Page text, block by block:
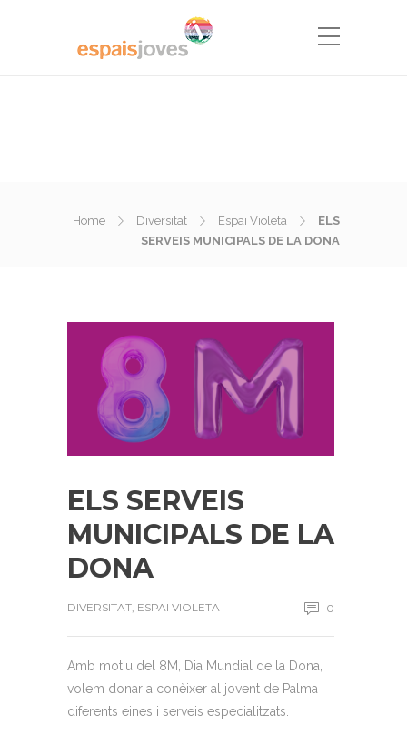
Home Diversitat Espai Violeta
ELS
SERVEIS MUNICIPALS DE LA DONA
ELS SERVEIS
MUNICIPALS DE LA
DONA
DIVERSITAT, ESPAI VIOLETA 0
Amb motiu del 8M, Dia Mundial de la Dona,
volem donar a conèixer al jovent de Palma
diferents eines i serveis especialitzats.